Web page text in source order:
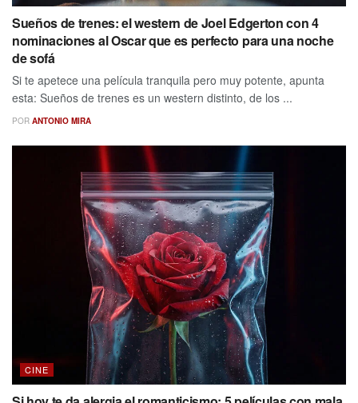
Sueños de trenes: el western de Joel Edgerton con 4
nominaciones al Oscar que es perfecto para una noche
de sofá
Si te apetece una película tranquila pero muy potente, apunta
esta: Sueños de trenes es un western distinto, de los ...
POR ANTONIO MIRA
CINE